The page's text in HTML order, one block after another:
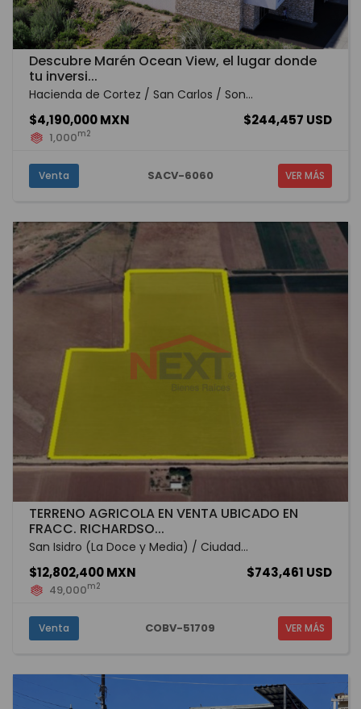
Descubre Marén Ocean View, el lugar donde
tu inversi...
Hacienda de Cortez / San Carlos / Son...
$4,190,000 MXN $244,457 USD
1,000m2
Venta SACV-6060 VER MÁS
TERRENO AGRICOLA EN VENTA UBICADO EN
FRACC. RICHARDSO...
San Isidro (La Doce y Media) / Ciudad...
$12,802,400 MXN $743,461 USD
49,000m2
Venta COBV-51709 VER MÁS